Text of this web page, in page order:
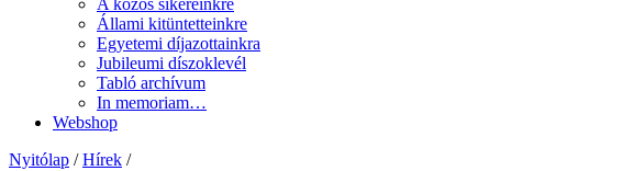
A közös sikereinkre
Állami kitüntetteinkre
Egyetemi díjazottainkra
Jubileumi díszoklevél
Tabló archívum
In memoriam…
Webshop
Nyitólap / Hírek /